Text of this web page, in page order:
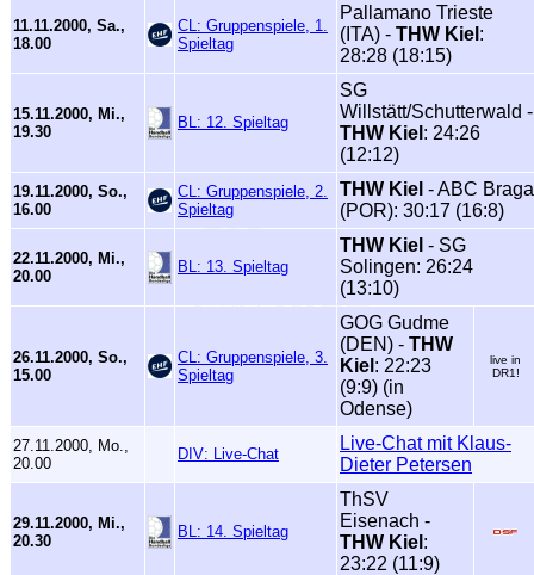
11.11.2000, Sa.,
18.00
CL: Gruppenspiele, 1.
Spieltag
Pallamano Trieste
(ITA) - THW Kiel :
28:28 (18:15)
15.11.2000, Mi.,
19.30
BL: 12. Spieltag
SG
Willstätt/Schutterwald -
THW Kiel : 24:26
(12:12)
19.11.2000, So.,
16.00
CL: Gruppenspiele, 2.
Spieltag
THW Kiel - ABC Braga
(POR): 30:17 (16:8)
22.11.2000, Mi.,
20.00
BL: 13. Spieltag
THW Kiel - SG
Solingen: 26:24
(13:10)
26.11.2000, So.,
15.00
CL: Gruppenspiele, 3.
Spieltag
GOG Gudme
(DEN) - THW
Kiel : 22:23
(9:9) (in
Odense)
live in
DR1!
27.11.2000, Mo.,
20.00
DIV: Live-Chat
Live-Chat mit Klaus-
Dieter Petersen
29.11.2000, Mi.,
20.30
BL: 14. Spieltag
ThSV
Eisenach -
THW Kiel :
23:22 (11:9)